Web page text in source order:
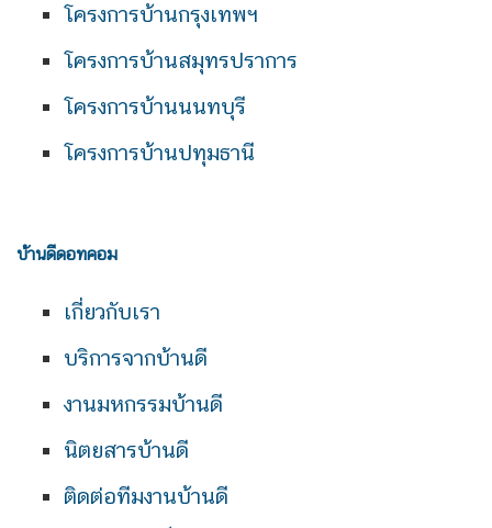
โครงการบ้านกรุงเทพฯ
โครงการบ้านสมุทรปราการ
โครงการบ้านนนทบุรี
โครงการบ้านปทุมธานี
บ้านดีดอทคอม
เกี่ยวกับเรา
บริการจากบ้านดี
งานมหกรรมบ้านดี
นิตยสารบ้านดี
ติดต่อทีมงานบ้านดี